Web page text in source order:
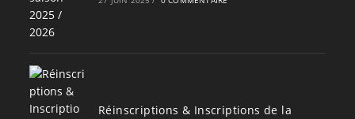
Réinscriptions & Inscriptions de la